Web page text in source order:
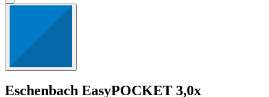
Eschenbach EasyPOCKET 3,0x